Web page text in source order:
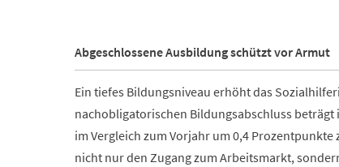
Abgeschlossene Ausbildung schützt vor Armut
Ein tiefes Bildungsniveau erhöht das
nachobligatorischen Bildungsabschluss
im Vergleich zum Vorjahr um 0,4
nicht nur den Zugang zum Arbeitsmarkt,